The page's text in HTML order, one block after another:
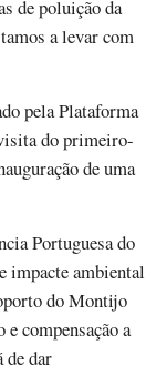
de poluição da
a levar com
pela Plataforma
do primeiro-
de uma
Portuguesa do
impacte ambiental
do Montijo
compensação a
de dar